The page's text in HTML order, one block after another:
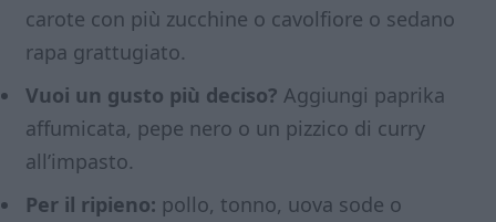
carote con più zucchine o cavolfiore o sedano
rapa grattugiato.
Vuoi un gusto più deciso? Aggiungi paprika
affumicata, pepe nero o un pizzico di curry
all’impasto.
Per il ripieno: pollo, tonno, uova sode o